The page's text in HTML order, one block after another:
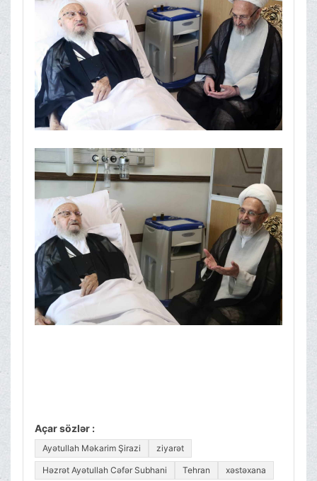
Açar sözlər :
Ayətullah Məkarim Şirazi ziyarət
Həzrət Ayətullah Cəfər Subhani Tehran xəstəxana